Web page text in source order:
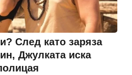
След като заряза
Джулката иска